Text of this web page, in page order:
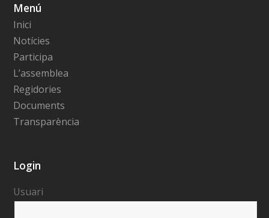
Menú
Inici
Notícies
Participa
L’assemblea
Regidories
Documents
Transparència
Login
Usuari